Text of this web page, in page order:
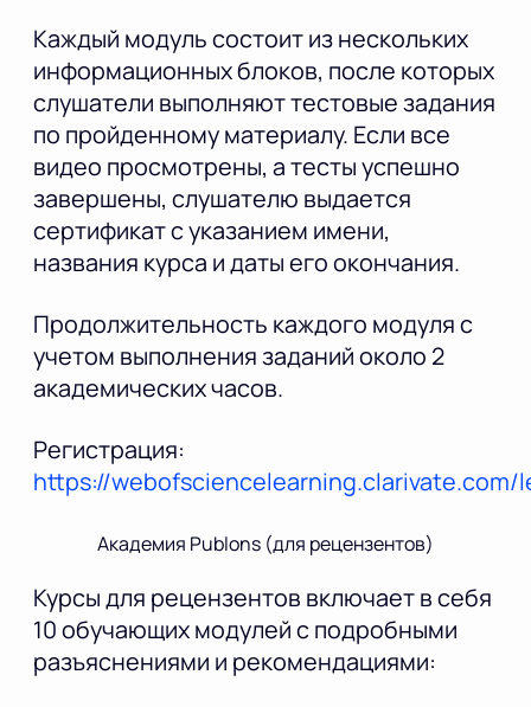
Каждый модуль состоит из нескольких
информационных блоков, после которых
слушатели выполняют тестовые задания
по пройденному материалу. Если все
видео просмотрены, а тесты успешно
завершены, слушателю выдается
сертификат с указанием имени,
названия курса и даты его окончания.
Продолжительность каждого модуля с
учетом выполнения заданий около 2
академических часов.
Регистрация:
https://webofsciencelearning.clarivate.com/
Академия Publons (для рецензентов)
Курсы для рецензентов включает в себя
10 обучающих модулей с подробными
разъяснениями и рекомендациями: